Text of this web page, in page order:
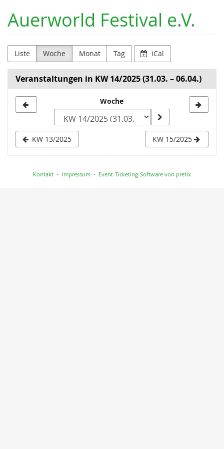
Haupt-
Inhalt
Auerworld Festival e.V.
Liste Woche Monat Tag iCal
Veranstaltungen in KW 14/2025 (31.03. – 06.04.)
zur
Anzeige
auswählen
Woche
KW 13/2025 KW 15/2025
Kontakt Impressum Event-Ticketing-Software von pretix